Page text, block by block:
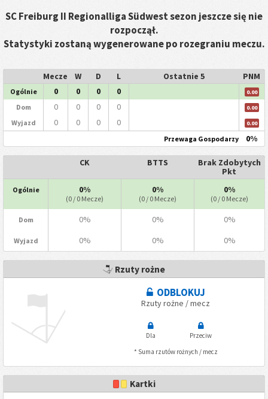
SC Freiburg II Regionalliga Südwest sezon jeszcze się nie
rozpoczął.
Statystyki zostaną wygenerowane po rozegraniu meczu.
Mecze W D L Ostatnie 5 PNM
Ogólnie 0 0 0 0 0.00
Dom 0 0 0 0 0.00
Wyjazd 0 0 0 0 0.00
Przewaga Gospodarzy 0%
CK BTTS
Brak Zdobytych
Pkt
Ogólnie 0%
(0 / 0 Mecze)
0%
(0 / 0 Mecze)
0%
(0 / 0 Mecze)
Dom 0% 0% 0%
Wyjazd 0% 0% 0%
Rzuty rożne
ODBLOKUJ
Rzuty rożne / mecz
Dla
Przeciw
* Suma rzutów rożnych / mecz
Kartki